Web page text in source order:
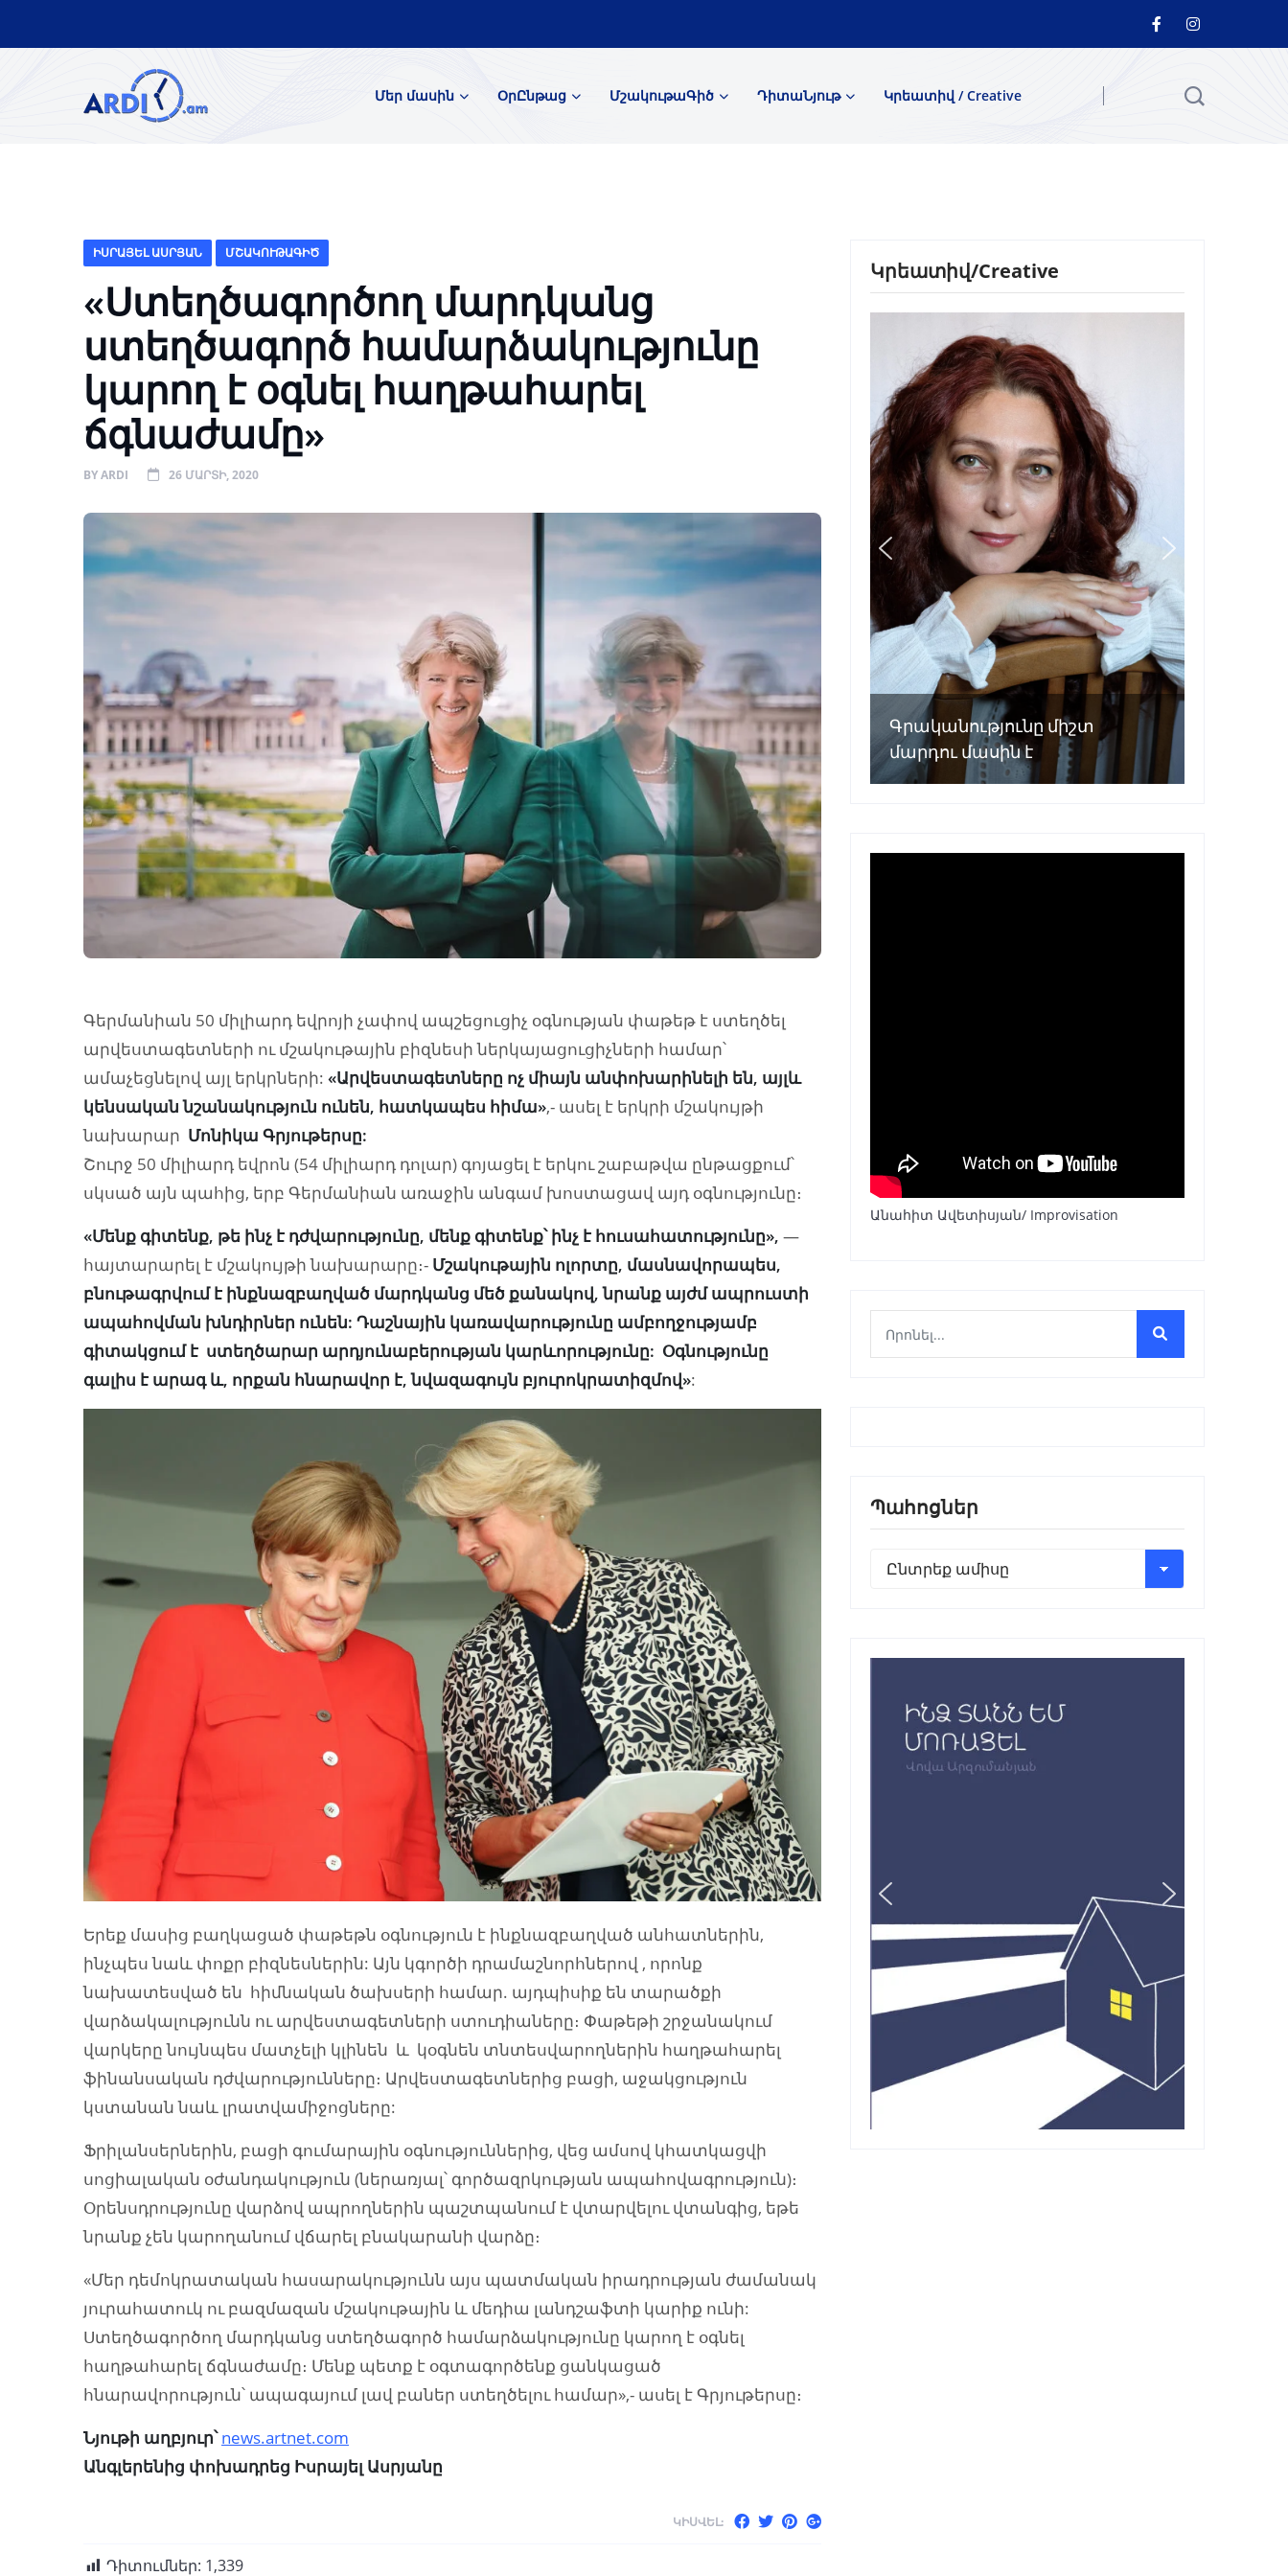
Մեր մասին ՕրԸնթաց ՄշակութաԳիծ ԴիտաՆյութ Կրեատիվ / Creative
ԻՍՐԱՅԵԼ ԱՍՐՅԱՆ ՄՇԱԿՈՒԹԱԳԻԾ
«Ստեղծագործող մարդկանց
ստեղծագործ համարձակությունը
կարող է օգնել հաղթահարել
ճգնաժամը»
BYARDI 26 ՄԱՐՏԻ, 2020
Գերմանիան 50 միլիարդ եվրոյի չափով ապշեցուցիչ օգնության փաթեթ է ստեղծել
արվեստագետների ու մշակութային բիզնեսի ներկայացուցիչների համար՝
ամաչեցնելով այլ երկրների: «Արվեստագետները ոչ միայն անփոխարինելի են, այլև
կենսական նշանակություն ունեն, հատկապես հիմա»,- ասել է երկրի մշակույթի
նախարար Մոնիկա Գրյութերսը:
Շուրջ 50 միլիարդ եվրոն (54 միլիարդ դոլար) գոյացել է երկու շաբաթվա ընթացքում՝
սկսած այն պահից, երբ Գերմանիան առաջին անգամ խոստացավ այդ օգնությունը։
«Մենք գիտենք, թե ինչ է դժվարությունը, մենք գիտենք՝ ինչ է հուսահատությունը», —
հայտարարել է մշակույթի նախարարը։- Մշակութային ոլորտը, մասնավորապես,
բնութագրվում է ինքնազբաղված մարդկանց մեծ քանակով, նրանք այժմ ապրուստի
ապահովման խնդիրներ ունեն: Դաշնային կառավարությունը ամբողջությամբ
գիտակցում է ստեղծարար արդյունաբերության կարևորությունը: Օգնությունը
գալիս է արագ և, որքան հնարավոր է, նվազագույն բյուրոկրատիզմով»:
Երեք մասից բաղկացած փաթեթն օգնություն է ինքնազբաղված անհատներին,
ինչպես նաև փոքր բիզնեսներին: Այն կգործի դրամաշնորհներով , որոնք
նախատեսված են հիմնական ծախսերի համար. այդպիսիք են տարածքի
վարձակալությունն ու արվեստագետների ստուդիաները։ Փաթեթի շրջանակում
վարկերը նույնպես մատչելի կլինեն և կօգնեն տնտեսվարողներին հաղթահարել
ֆինանսական դժվարությունները։ Արվեստագետներից բացի, աջակցություն
կստանան նաև լրատվամիջոցները:
Ֆրիլանսերներին, բացի գումարային օգնություններից, վեց ամսով կհատկացվի
սոցիալական օժանդակություն (ներառյալ՝ գործազրկության ապահովագրություն)։
Օրենսդրությունը վարձով ապրողներին պաշտպանում է վտարվելու վտանգից, եթե
նրանք չեն կարողանում վճարել բնակարանի վարձը։
«Մեր դեմոկրատական հասարակությունն այս պատմական իրադրության ժամանակ
յուրահատուկ ու բազմազան մշակութային և մեդիա լանդշաֆտի կարիք ունի:
Ստեղծագործող մարդկանց ստեղծագործ համարձակությունը կարող է օգնել
հաղթահարել ճգնաժամը։ Մենք պետք է օգտագործենք ցանկացած
հնարավորություն՝ ապագայում լավ բաներ ստեղծելու համար»,- ասել է Գրյութերսը։
Նյութի աղբյուր՝ news.artnet.com
Անգլերենից փոխադրեց Իսրայել Ասրյանը
ԿԻՍՎԵԼ:
Դիտումներ: 1,339
Կրեատիվ/Creative
Գրականությունը միշտ
մարդու մասին է
Անահիտ Ավետիսյան/ Improvisation
Պահոցներ